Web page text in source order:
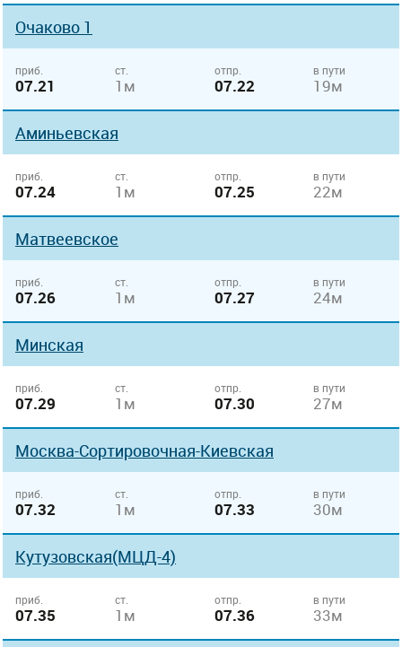
Очаково 1
приб.
07.21
ст.
1м
отпр.
07.22
в пути
19м
Аминьевская
приб.
07.24
ст.
1м
отпр.
07.25
в пути
22м
Матвеевское
приб.
07.26
ст.
1м
отпр.
07.27
в пути
24м
Минская
приб.
07.29
ст.
1м
отпр.
07.30
в пути
27м
Москва-Сортировочная-Киевская
приб.
07.32
ст.
1м
отпр.
07.33
в пути
30м
Кутузовская(МЦД-4)
приб.
07.35
ст.
1м
отпр.
07.36
в пути
33м